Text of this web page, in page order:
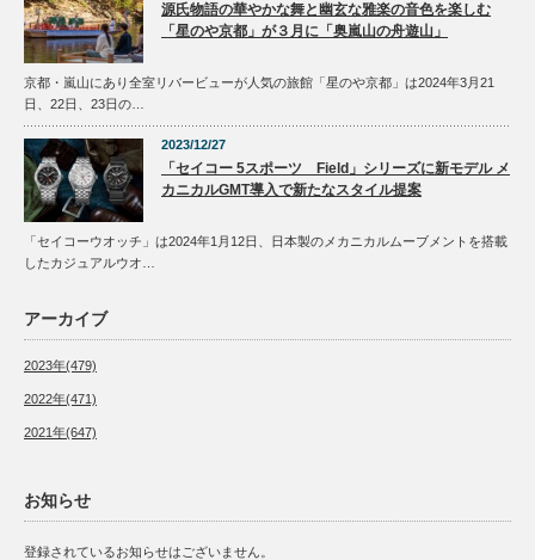
源氏物語の華やかな舞と幽玄な雅楽の音色を楽しむ
「星のや京都」が３月に「奥嵐山の舟遊山」
京都・嵐山にあり全室リバービューが人気の旅館「星のや京都」は2024年3月21
日、22日、23日の…
2023/12/27
「セイコー 5スポーツ Field」シリーズに新モデル メ
カニカルGMT導入で新たなスタイル提案
「セイコーウオッチ」は2024年1月12日、日本製のメカニカルムーブメントを搭載
したカジュアルウオ…
アーカイブ
2023年(479)
2022年(471)
2021年(647)
お知らせ
登録されているお知らせはございません。